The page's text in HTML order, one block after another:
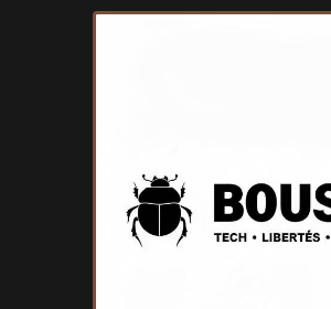
SALONS & CONVENTIONS GEEKS
le 27 septembre 2026 - à Reims
CULTURE JAPONAISE ET OTAKU